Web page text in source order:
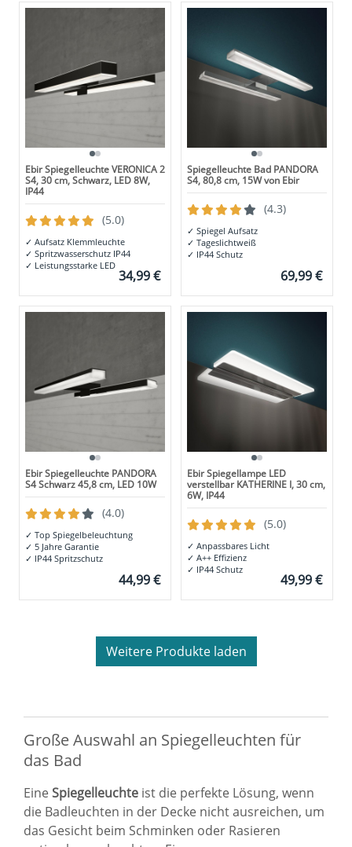
Ebir Spiegelleuchte VERONICA 2
S4, 30 cm, Schwarz, LED 8W,
IP44
(5.0)
✓ Aufsatz Klemmleuchte
✓ Spritzwasserschutz IP44
✓ Leistungsstarke LED
34,99 €
Spiegelleuchte Bad PANDORA
S4, 80,8 cm, 15W von Ebir
(4.3)
✓ Spiegel Aufsatz
✓ Tageslichtweiß
✓ IP44 Schutz
69,99 €
Ebir Spiegelleuchte PANDORA
S4 Schwarz 45,8 cm, LED 10W
(4.0)
✓ Top Spiegelbeleuchtung
✓ 5 Jahre Garantie
✓ IP44 Spritzschutz
44,99 €
Ebir Spiegellampe LED
verstellbar KATHERINE I, 30 cm,
6W, IP44
(5.0)
✓ Anpassbares Licht
✓ A++ Effizienz
✓ IP44 Schutz
49,99 €
Weitere Produkte laden
Große Auswahl an Spiegelleuchten für
das Bad
Eine Spiegelleuchte ist die perfekte Lösung, wenn
die Badleuchten in der Decke nicht ausreichen, um
das Gesicht beim Schminken oder Rasieren